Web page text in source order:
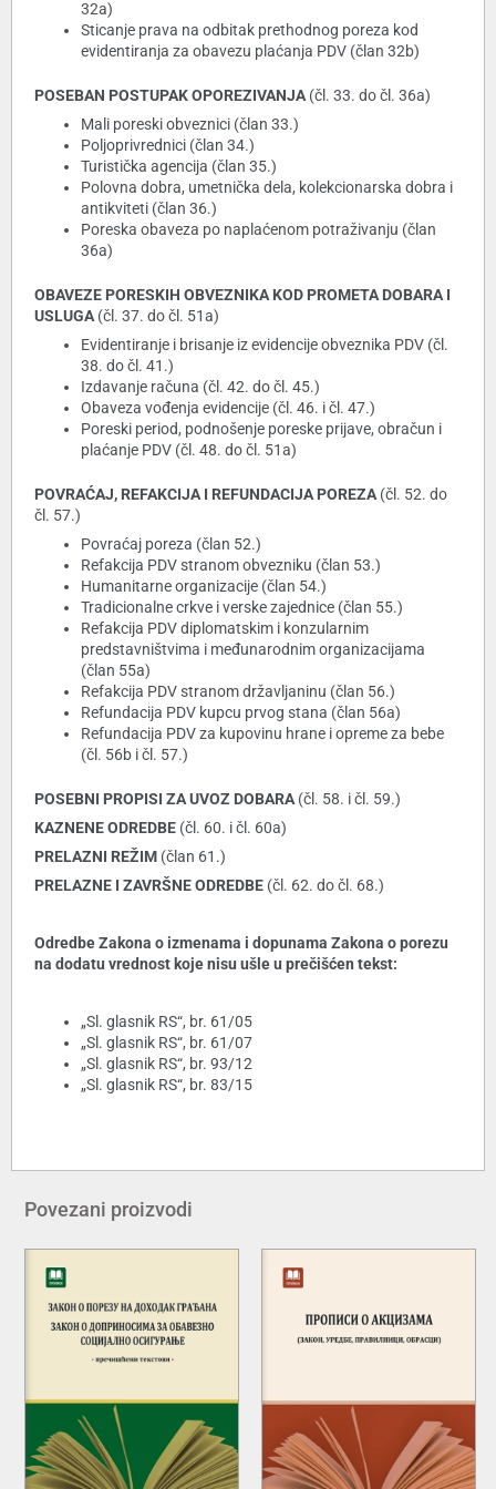
32a)
Sticanje prava na odbitak prethodnog poreza kod
evidentiranja za obavezu plaćanja PDV (član 32b)
POSEBAN POSTUPAK OPOREZIVANJA(čl. 33. do čl. 36a)
Mali poreski obveznici (član 33.)
Poljoprivrednici (član 34.)
Turistička agencija (član 35.)
Polovna dobra, umetnička dela, kolekcionarska dobra i
antikviteti (član 36.)
Poreska obaveza po naplaćenom potraživanju (član
36a)
OBAVEZE PORESKIH OBVEZNIKA KOD PROMETA DOBARA I
USLUGA(čl. 37. do čl. 51a)
Evidentiranje i brisanje iz evidencije obveznika PDV (čl.
38. do čl. 41.)
Izdavanje računa (čl. 42. do čl. 45.)
Obaveza vođenja evidencije (čl. 46. i čl. 47.)
Poreski period, podnošenje poreske prijave, obračun i
plaćanje PDV (čl. 48. do čl. 51a)
POVRAĆAJ, REFAKCIJA I REFUNDACIJA POREZA(čl. 52. do
čl. 57.)
Povraćaj poreza (član 52.)
Refakcija PDV stranom obvezniku (član 53.)
Humanitarne organizacije (član 54.)
Tradicionalne crkve i verske zajednice (član 55.)
Refakcija PDV diplomatskim i konzularnim
predstavništvima i međunarodnim organizacijama
(član 55a)
Refakcija PDV stranom državljaninu (član 56.)
Refundacija PDV kupcu prvog stana (član 56a)
Refundacija PDV za kupovinu hrane i opreme za bebe
(čl. 56b i čl. 57.)
POSEBNI PROPISI ZA UVOZ DOBARA(čl. 58. i čl. 59.)
KAZNENE ODREDBE (čl. 60. i čl. 60a)
PRELAZNI REŽIM (član 61.)
PRELAZNE I ZAVRŠNE ODREDBE (čl. 62. do čl. 68.)
Odredbe Zakona o izmenama i dopunama Zakona o porezu
na dodatu vrednost koje nisu ušle u prečišćen tekst:
„Sl. glasnik RS“, br. 61/05
„Sl. glasnik RS“, br. 61/07
„Sl. glasnik RS“, br. 93/12
„Sl. glasnik RS“, br. 83/15
Povezani proizvodi